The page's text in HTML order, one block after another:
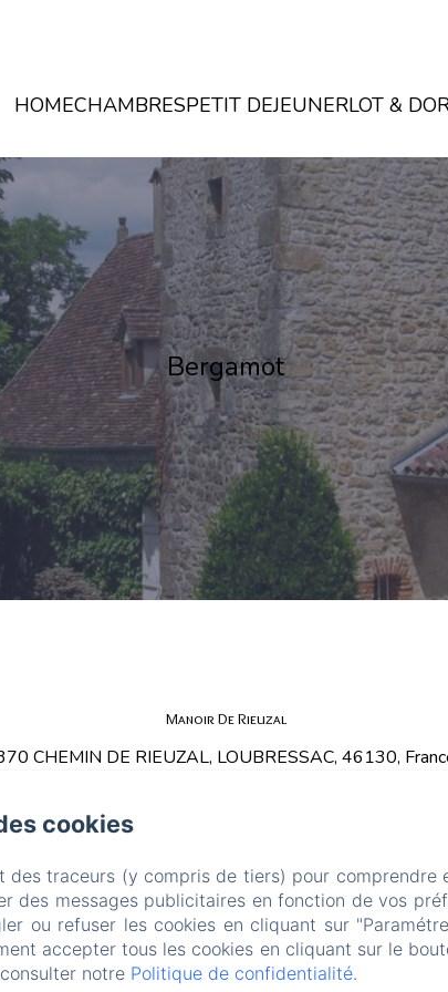
HOMECHAMBRESPETIT DEJEUNERLOT &
Bergamot
Manoir De Rieuzal
CHEMIN DE RIEUZAL, LOUBRESSAC, 46130,
Créé par Amenitiz
cookies
des traceurs (y compris de tiers) pour comprendre
des messages publicitaires en fonction de vos
ou refuser les cookies en cliquant sur
accepter tous les cookies en cliquant sur le
notre Politique de confidentialité.